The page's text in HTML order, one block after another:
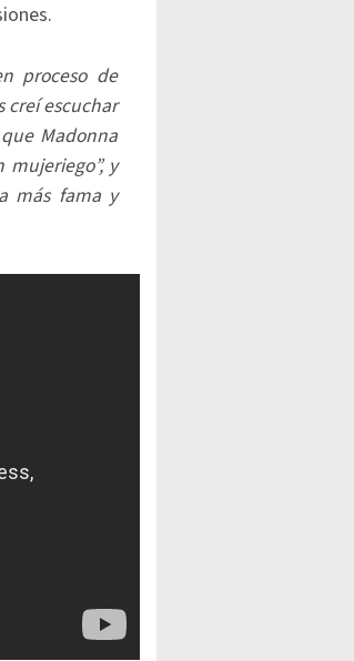
proceso de
creí escuchar
Madonna
y
más fama y